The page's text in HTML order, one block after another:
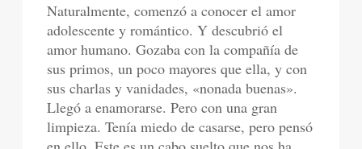
Naturalmente, comenzó a conocer el amor
adolescente y romántico. Y descubrió el
amor humano. Gozaba con la compañía de
sus primos, un poco mayores que ella, y con
sus charlas y vanidades, «nonada buenas».
Llegó a enamorarse. Pero con una gran
limpieza. Tenía miedo de casarse, pero pensó